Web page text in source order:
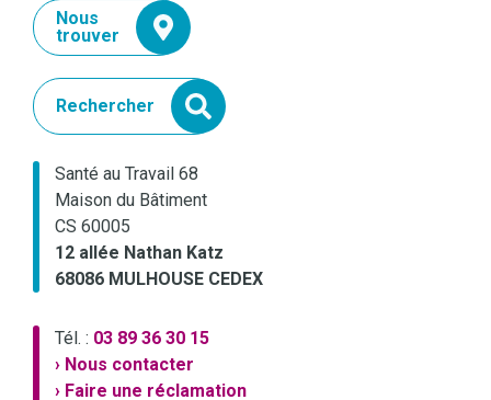
Nous
trouver
Rechercher
Santé au Travail 68
Maison du Bâtiment
CS 60005
12 allée Nathan Katz
68086 MULHOUSE CEDEX
Tél. : 03 89 36 30 15
› Nous contacter
› Faire une réclamation